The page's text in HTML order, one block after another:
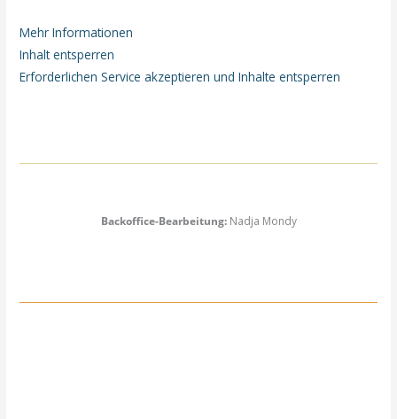
Mehr Informationen
Inhalt entsperren
Erforderlichen Service akzeptieren und Inhalte entsperren
Backoffice-Bearbeitung: Nadja Mondy